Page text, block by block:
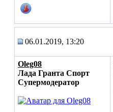
06.01.2019, 13:20
Oleg08
Лада Гранта Спорт
Супермодератор